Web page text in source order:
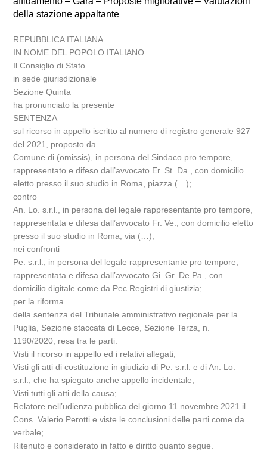
della stazione appaltante
REPUBBLICA ITALIANA
IN NOME DEL POPOLO ITALIANO
Il Consiglio di Stato
in sede giurisdizionale
Sezione Quinta
ha pronunciato la presente
SENTENZA
sul ricorso in appello iscritto al numero di registro generale 927
del 2021, proposto da
Comune di (omissis), in persona del Sindaco pro tempore,
rappresentato e difeso dall’avvocato Er. St. Da., con domicilio
eletto presso il suo studio in Roma, piazza (…);
contro
An. Lo. s.r.l., in persona del legale rappresentante pro tempore,
rappresentata e difesa dall’avvocato Fr. Ve., con domicilio eletto
presso il suo studio in Roma, via (…);
nei confronti
Pe. s.r.l., in persona del legale rappresentante pro tempore,
rappresentata e difesa dall’avvocato Gi. Gr. De Pa., con
domicilio digitale come da Pec Registri di giustizia;
per la riforma
della sentenza del Tribunale amministrativo regionale per la
Puglia, Sezione staccata di Lecce, Sezione Terza, n.
1190/2020, resa tra le parti.
Visti il ricorso in appello ed i relativi allegati;
Visti gli atti di costituzione in giudizio di Pe. s.r.l. e di An. Lo.
s.r.l., che ha spiegato anche appello incidentale;
Visti tutti gli atti della causa;
Relatore nell’udienza pubblica del giorno 11 novembre 2021 il
Cons. Valerio Perotti e viste le conclusioni delle parti come da
verbale;
Ritenuto e considerato in fatto e diritto quanto segue.